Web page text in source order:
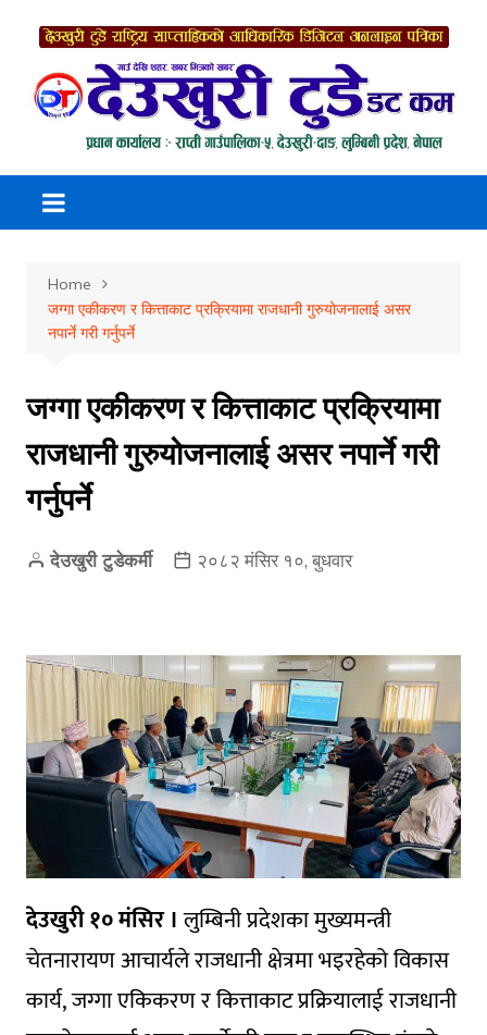
content
Home
जग्गा एकीकरण र कित्ताकाट प्रक्रियामा राजधानी गुरुयोजनालाई असर
नपार्ने गरी गर्नुपर्ने
जग्गा एकीकरण र कित्ताकाट प्रक्रियामा
राजधानी गुरुयोजनालाई असर नपार्ने गरी
गर्नुपर्ने
देउखुरी टुडेकर्मी २०८२ मंसिर १०, बुधवार
देउखुरी १० मंसिर ।लुम्बिनी प्रदेशका मुख्यमन्त्री
चेतनारायण आचार्यले राजधानी क्षेत्रमा भइरहेको विकास
कार्य, जग्गा एकिकरण र कित्ताकाट प्रक्रियालाई राजधानी